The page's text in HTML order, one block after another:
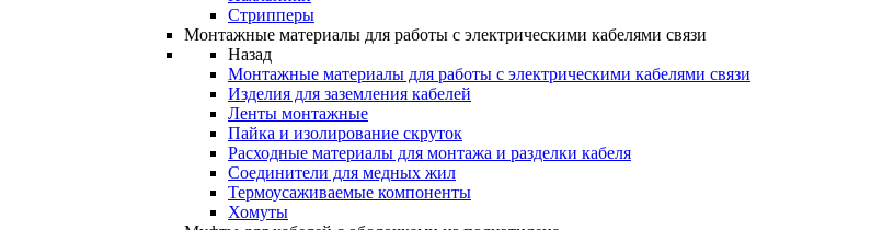
Стрипперы
Монтажные материалы для работы с электрическими кабелями связи
Назад
Монтажные материалы для работы с электрическими кабелями связи
Изделия для заземления кабелей
Ленты монтажные
Пайка и изолирование скруток
Расходные материалы для монтажа и разделки кабеля
Соединители для медных жил
Термоусаживаемые компоненты
Хомуты